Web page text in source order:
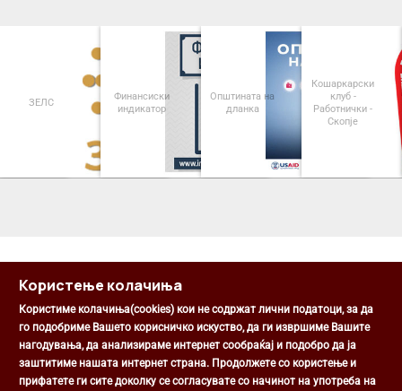
ЗЕЛС
Финансиски
индикатор
Општината на
дланка
Кошаркарски
клуб -
Работнички -
Скопје
Општина Центар
Михаил Цоков бр. 1, Скопје
Користење колачиња
Користиме колачиња(cookies) кои не содржат лични податоци, за да
го подобриме Вашето корисничко искуство, да ги извршиме Вашите
нагодувања, да анализираме интернет сообраќај и подобро да ја
заштитиме нашата интернет страна. Продолжете со користење и
прифатете ги сите доколку се согласувате со начинот на употреба на